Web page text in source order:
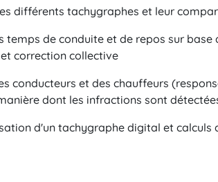
différents tachygraphes et leur
temps de conduite et de repos sur base
correction collective
conducteurs et des chauffeurs
dont les infractions sont
d'un tachygraphe digital et calculs